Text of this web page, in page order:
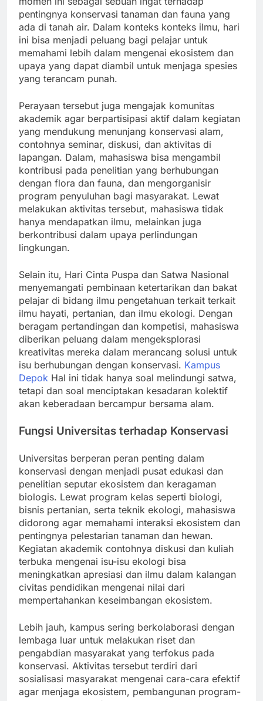
pentingnya konservasi tanaman dan fauna yang
ada di tanah air. Dalam konteks konteks ilmu, hari
ini bisa menjadi peluang bagi pelajar untuk
memahami lebih dalam mengenai ekosistem dan
upaya yang dapat diambil untuk menjaga spesies
yang terancam punah.
Perayaan tersebut juga mengajak komunitas
akademik agar berpartisipasi aktif dalam kegiatan
yang mendukung menunjang konservasi alam,
contohnya seminar, diskusi, dan aktivitas di
lapangan. Dalam, mahasiswa bisa mengambil
kontribusi pada penelitian yang berhubungan
dengan flora dan fauna, dan mengorganisir
program penyuluhan bagi masyarakat. Lewat
melakukan aktivitas tersebut, mahasiswa tidak
hanya mendapatkan ilmu, melainkan juga
berkontribusi dalam upaya perlindungan
lingkungan.
Selain itu, Hari Cinta Puspa dan Satwa Nasional
menyemangati pembinaan ketertarikan dan bakat
pelajar di bidang ilmu pengetahuan terkait terkait
ilmu hayati, pertanian, dan ilmu ekologi. Dengan
beragam pertandingan dan kompetisi, mahasiswa
diberikan peluang dalam mengeksplorasi
kreativitas mereka dalam merancang solusi untuk
isu berhubungan dengan konservasi. Kampus
Depok Hal ini tidak hanya soal melindungi satwa,
tetapi dan soal menciptakan kesadaran kolektif
akan keberadaan bercampur bersama alam.
Fungsi Universitas terhadap Konservasi
Universitas berperan peran penting dalam
konservasi dengan menjadi pusat edukasi dan
penelitian seputar ekosistem dan keragaman
biologis. Lewat program kelas seperti biologi,
bisnis pertanian, serta teknik ekologi, mahasiswa
didorong agar memahami interaksi ekosistem dan
pentingnya pelestarian tanaman dan hewan.
Kegiatan akademik contohnya diskusi dan kuliah
terbuka mengenai isu-isu ekologi bisa
meningkatkan apresiasi dan ilmu dalam kalangan
civitas pendidikan mengenai nilai dari
mempertahankan keseimbangan ekosistem.
Lebih jauh, kampus sering berkolaborasi dengan
lembaga luar untuk melakukan riset dan
pengabdian masyarakat yang terfokus pada
konservasi. Aktivitas tersebut terdiri dari
sosialisasi masyarakat mengenai cara-cara efektif
agar menjaga ekosistem, pembangunan program-